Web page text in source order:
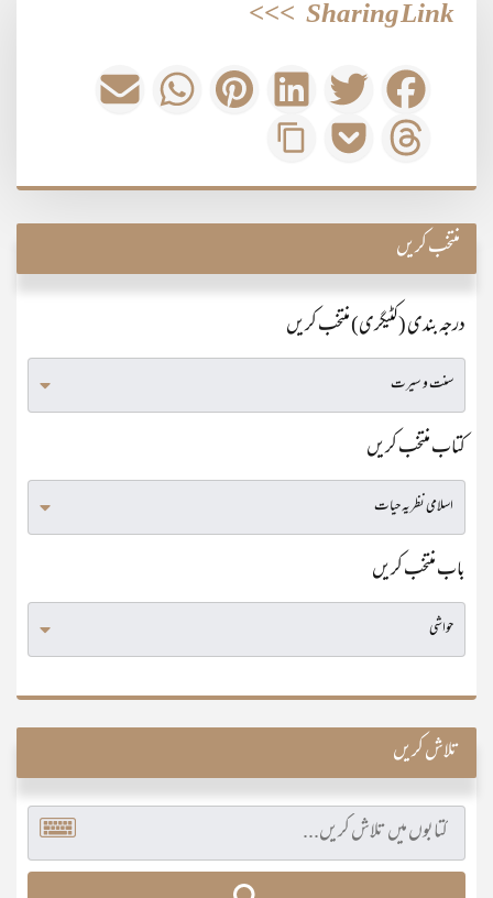
Sharing Link
>>>
منتخب کریں
درجہ بندی (کٹیگری) منتخب کریں
کتاب منتخب کریں
باب منتخب کریں
تلاش کریں